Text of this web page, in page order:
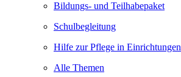
Bildungs- und Teilhabepaket
Schulbegleitung
Hilfe zur Pflege in Einrichtungen
Alle Themen